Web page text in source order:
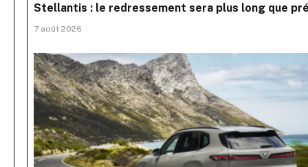
Stellantis : le redressement sera plus long que
7 août 2026